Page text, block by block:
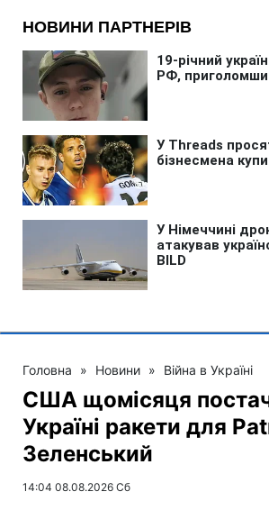
Головна » Новини » Війна в Україні
США щомісяця
Україні ракети для
Зеленський
14:04 08.08.2026 Сб